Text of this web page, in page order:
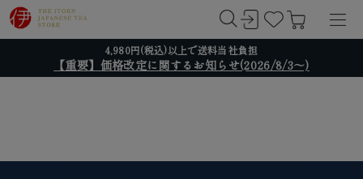
4,980円(税込)以上で送料当社負担
【重要】価格改定に関するお知らせ(2026/8/3～)